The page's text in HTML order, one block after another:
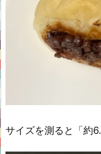
サイズを測ると「約